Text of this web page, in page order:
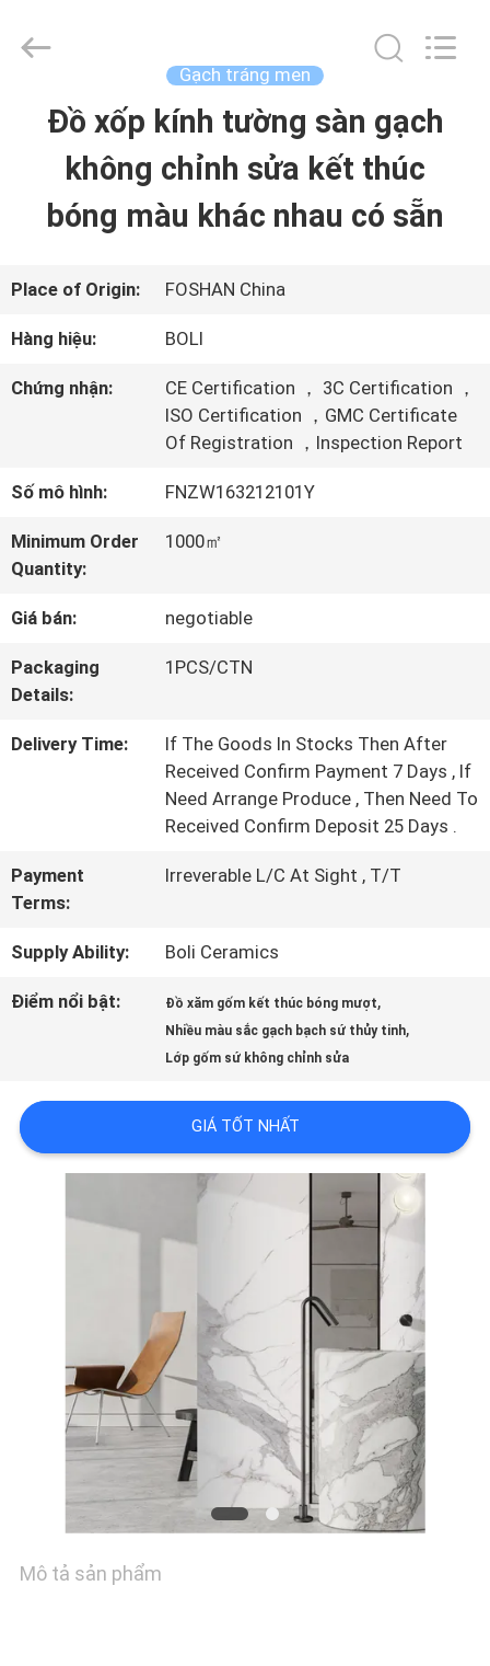
NHÀ
SẢN
VIDEO
TÔI
CHUYẾN
THAM
QUAN
SOÁT
CHẤT
LƯỢNG
HỆ
VỚI
CHÚNG
SƠ
FOSHAN
Gạch tráng men
Đồ xốp kính tường sàn gạch
không chỉnh sửa kết thúc
bóng màu khác nhau có sẵn
Place of Origin: FOSHAN China
Hàng hiệu: BOLI
Chứng nhận:
CE Certification ， 3C Certification ，
ISO Certification ，GMC Certificate
Of Registration ，Inspection Report
Số mô hình: FNZW163212101Y
Minimum Order
Quantity:
1000㎡
Giá bán: negotiable
Packaging
Details:
1PCS/CTN
Delivery Time:
If The Goods In Stocks Then After
Received Confirm Payment 7 Days , If
Need Arrange Produce , Then Need To
Received Confirm Deposit 25 Days .
Payment
Terms:
Irreverable L/C At Sight , T/T
Supply Ability: Boli Ceramics
Điểm nổi bật: Đồ xăm gốm kết thúc bóng mượt,
Nhiều màu sắc gạch bạch sứ thủy tinh,
Lớp gốm sứ không chỉnh sửa
GIÁ TỐT NHẤT
Mô tả sản phẩm